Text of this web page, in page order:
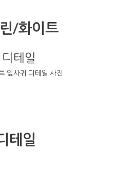
/화이트
테일
테일